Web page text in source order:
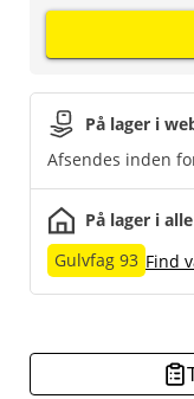
På lager i
Afsendes inden
På lager i
Gulvfag 93 Find